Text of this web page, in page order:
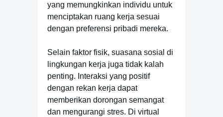
yang memungkinkan individu untuk
menciptakan ruang kerja sesuai
dengan preferensi pribadi mereka.
Selain faktor fisik, suasana sosial di
lingkungan kerja juga tidak kalah
penting. Interaksi yang positif
dengan rekan kerja dapat
memberikan dorongan semangat
dan mengurangi stres. Di virtual